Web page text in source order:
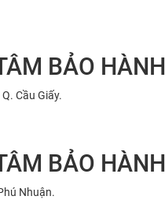
BẢO HÀNH
Cầu Giấy.
BẢO HÀNH
Nhuận.